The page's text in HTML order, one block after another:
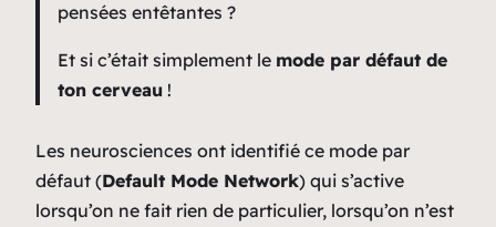
pensées entêtantes ?
Et si c’était simplement le mode par défaut de
ton cerveau !
Les neurosciences ont identifié ce mode par
défaut (Default Mode Network) qui s’active
lorsqu’on ne fait rien de particulier, lorsqu’on n’est